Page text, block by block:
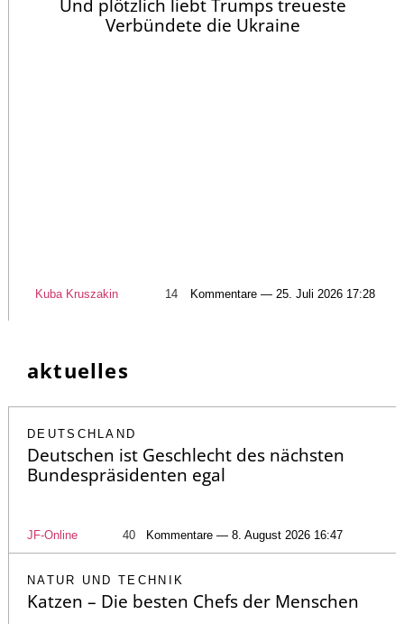
Und plötzlich liebt Trumps treueste
Verbündete die Ukraine
Kuba Kruszakin 14 Kommentare — 25. Juli 2026 17:28
aktuelles
DEUTSCHLAND
Deutschen ist Geschlecht des nächsten
Bundespräsidenten egal
JF-Online 40 Kommentare — 8. August 2026 16:47
NATUR UND TECHNIK
Katzen – Die besten Chefs der Menschen